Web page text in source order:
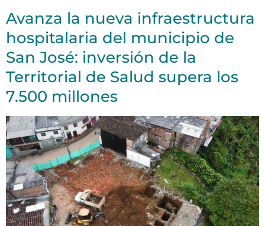
Avanza la nueva infraestructura
hospitalaria del municipio de
San José: inversión de la
Territorial de Salud supera los
7.500 millones